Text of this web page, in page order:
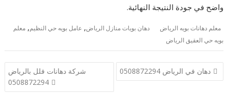
واضح في جودة النتيجة النهائية.
معلم دهانات بويه الرياض دهان بويات منازل الرياض, عامل بويه حي النظيم,معلم
بويه حي العقيق الرياض
تصفّح
المقالات
دهان في الرياض 0508872294
شركة دهانات فلل بالرياض
0508872294